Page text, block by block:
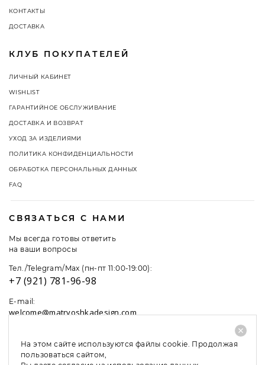
КОНТАКТЫ
ДОСТАВКА
КЛУБ ПОКУПАТЕЛЕЙ
ЛИЧНЫЙ КАБИНЕТ
WISHLIST
ГАРАНТИЙНОЕ ОБСЛУЖИВАНИЕ
ДОСТАВКА И ВОЗВРАТ
УХОД ЗА ИЗДЕЛИЯМИ
ПОЛИТИКА КОНФИДЕНЦИАЛЬНОСТИ
ОБРАБОТКА ПЕРСОНАЛЬНЫХ ДАННЫХ
FAQ
СВЯЗАТЬСЯ С НАМИ
Мы всегда готовы ответить
на ваши вопросы
Тел./Telegram/Max (пн-пт 11:00-19:00):
+7 (921) 781-96-98
E-mail:
welcome@matryoshkadesign.com
На этом сайте используются файлы cookie. Продолжая
пользоваться сайтом,